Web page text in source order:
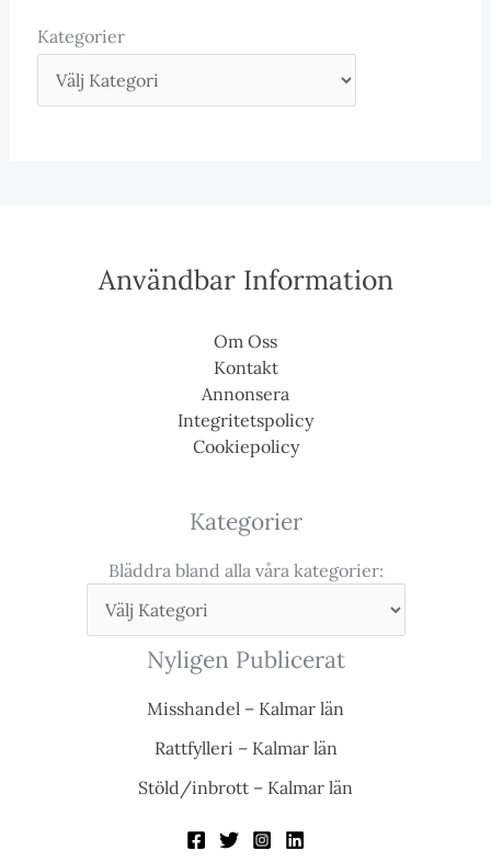
Kategorier
Användbar Information
Om Oss
Kontakt
Annonsera
Integritetspolicy
Cookiepolicy
Kategorier
Bläddra bland alla våra kategorier:
Nyligen Publicerat
Misshandel – Kalmar län
Rattfylleri – Kalmar län
Stöld/inbrott – Kalmar län